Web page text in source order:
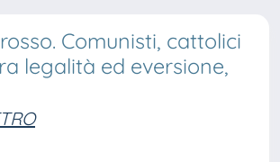
Comunisti, cattolici
legalità ed eversione,